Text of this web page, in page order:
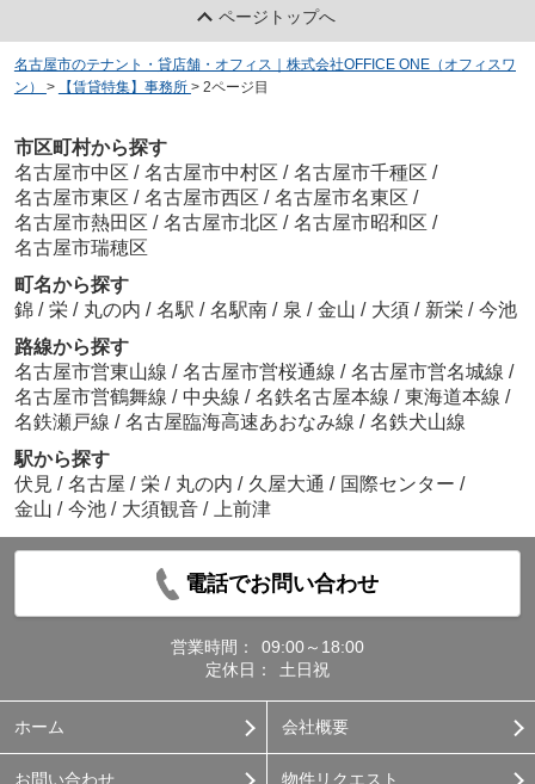
ページトップへ
名古屋市のテナント・貸店舗・オフィス｜株式会社OFFICE ONE（オフィスワ
ン）
> 【賃貸特集】事務所 > 2ページ目
市区町村から探す
名古屋市中区 / 名古屋市中村区 / 名古屋市千種区 /
名古屋市東区 / 名古屋市西区 / 名古屋市名東区 /
名古屋市熱田区 / 名古屋市北区 / 名古屋市昭和区 /
名古屋市瑞穂区
町名から探す
錦 / 栄 / 丸の内 / 名駅 / 名駅南 / 泉 / 金山 / 大須 / 新栄 / 今池
路線から探す
名古屋市営東山線 / 名古屋市営桜通線 / 名古屋市営名城線 /
名古屋市営鶴舞線 / 中央線 / 名鉄名古屋本線 / 東海道本線 /
名鉄瀬戸線 / 名古屋臨海高速あおなみ線 / 名鉄犬山線
駅から探す
伏見 / 名古屋 / 栄 / 丸の内 / 久屋大通 / 国際センター /
金山 / 今池 / 大須観音 / 上前津
電話でお問い合わせ
営業時間：
09:00～18:00
定休日：
土日祝
ホーム 会社概要
お問い合わせ 物件リクエスト